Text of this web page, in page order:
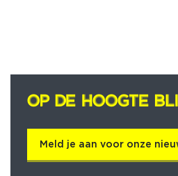
OP DE HOOGTE
OP DE HOOGTE
Meld je aan voor onze